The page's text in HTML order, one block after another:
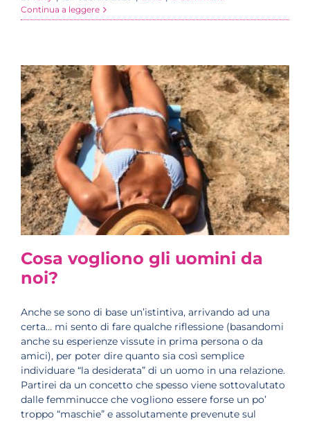
Continua a leggere
Cosa vogliono gli uomini da
noi?
Anche se sono di base un’istintiva, arrivando ad una
certa… mi sento di fare qualche riflessione (basandomi
anche su esperienze vissute in prima persona o da
amici), per poter dire quanto sia così semplice
individuare “la desiderata” di un uomo in una relazione.
Partirei da un concetto che spesso viene sottovalutato
dalle femminucce che vogliono essere forse un po’
troppo “maschie” e assolutamente prevenute sul